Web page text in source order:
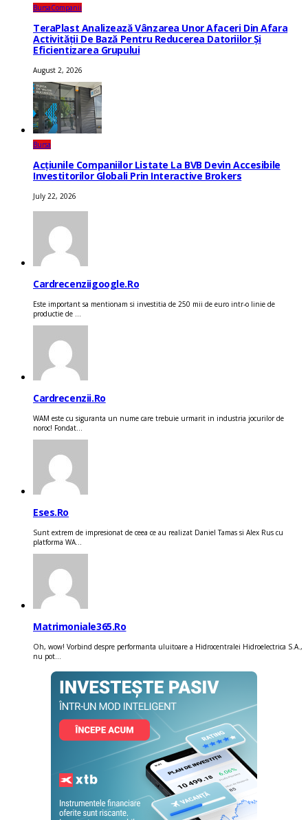
BursaCompanii
TeraPlast Analizează Vânzarea Unor Afaceri Din Afara
Activității De Bază Pentru Reducerea Datoriilor Și
Eficientizarea Grupului
August 2, 2026
Bursa
Acțiunile Companiilor Listate La BVB Devin Accesibile
Investitorilor Globali Prin Interactive Brokers
July 22, 2026
Cardrecenziigoogle.ro
Este important sa mentionam si investitia de 250 mii de euro intr-o linie de
productie de ...
Cardrecenzii.ro
WAM este cu siguranta un nume care trebuie urmarit in industria jocurilor de
noroc! Fondat...
Eses.ro
Sunt extrem de impresionat de ceea ce au realizat Daniel Tamas si Alex Rus cu
platforma WA...
Matrimoniale365.ro
Oh, wow! Vorbind despre performanta uluitoare a Hidrocentralei Hidroelectrica S.A.,
nu pot...